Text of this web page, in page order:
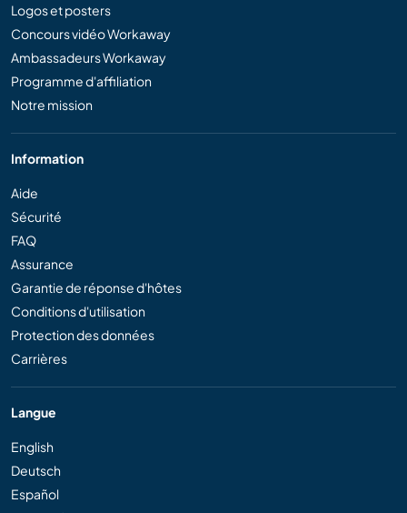
Logos et posters
Concours vidéo Workaway
Ambassadeurs Workaway
Programme d'affiliation
Notre mission
Information
Aide
Sécurité
FAQ
Assurance
Garantie de réponse d'hôtes
Conditions d'utilisation
Protection des données
Carrières
Langue
English
Deutsch
Español